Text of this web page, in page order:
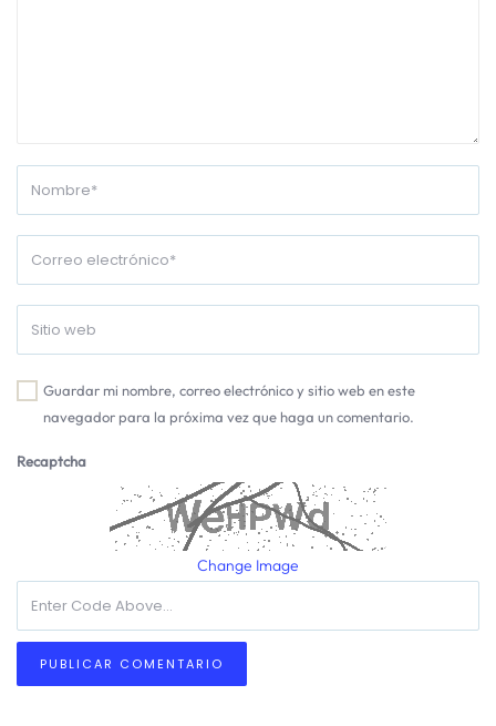
Guardar mi nombre, correo electrónico y sitio web en este
navegador para la próxima vez que haga un comentario.
Recaptcha
Change Image